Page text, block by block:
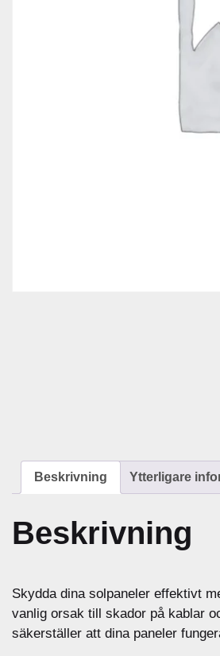
Beskrivning Ytterligare
Beskrivning
Skydda dina solpaneler effektivt
vanlig orsak till skador på kablar
säkerställer att dina paneler